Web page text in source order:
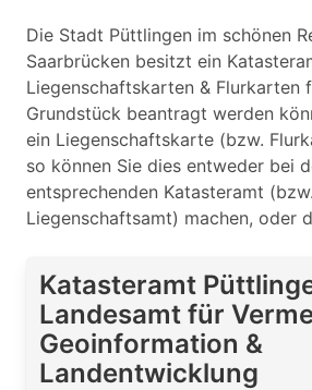
Die Stadt Püttlingen im schönen
Saarbrücken besitzt ein
Liegenschaftskarten & Flurkarten
Grundstück beantragt werden
ein Liegenschaftskarte (bzw.
so können Sie dies entweder bei
entsprechenden Katasteramt (bzw.
Liegenschaftsamt) machen, oder
Katasteramt
Landesamt für
Geoinformation &
Landentwicklung